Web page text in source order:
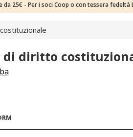
25€ - Per i soci Coop o con tessera
di diritto